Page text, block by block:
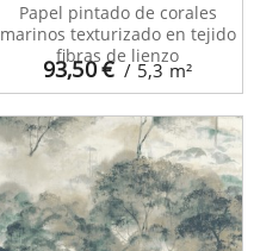
93,50€ / 5,3 m²
Papel pintado de corales
marinos texturizado en tejido
fibras de lienzo